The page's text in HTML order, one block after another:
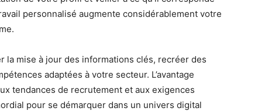
personnalisé augmente considérablement votre
la mise à jour des informations clés, recréer des
adaptées à votre secteur. L’avantage
tendances de recrutement et aux exigences
pour se démarquer dans un univers digital